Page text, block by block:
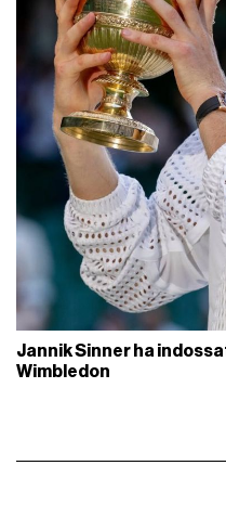
Jannik Sinner ha
Wimbledon